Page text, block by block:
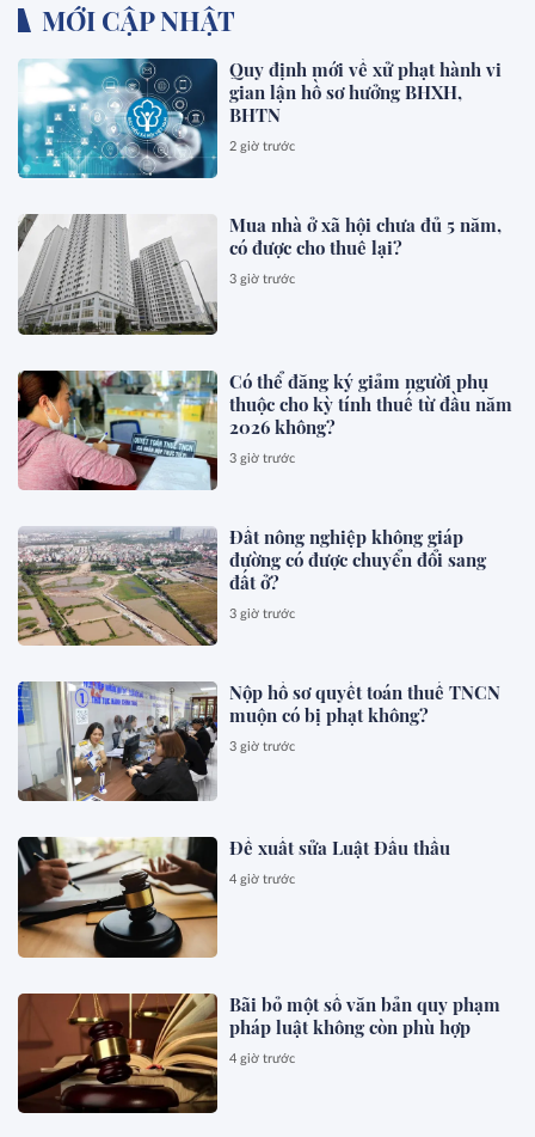
MỚI CẬP NHẬT
Quy định mới về xử phạt hành vi
gian lận hồ sơ hưởng BHXH,
BHTN
2 giờ trước
Mua nhà ở xã hội chưa đủ 5 năm,
có được cho thuê lại?
3 giờ trước
Có thể đăng ký giảm người phụ
thuộc cho kỳ tính thuế từ đầu năm
2026 không?
3 giờ trước
Đất nông nghiệp không giáp
đường có được chuyển đổi sang
đất ở?
3 giờ trước
Nộp hồ sơ quyết toán thuế TNCN
muộn có bị phạt không?
3 giờ trước
Đề xuất sửa Luật Đấu thầu
4 giờ trước
Bãi bỏ một số văn bản quy phạm
pháp luật không còn phù hợp
4 giờ trước